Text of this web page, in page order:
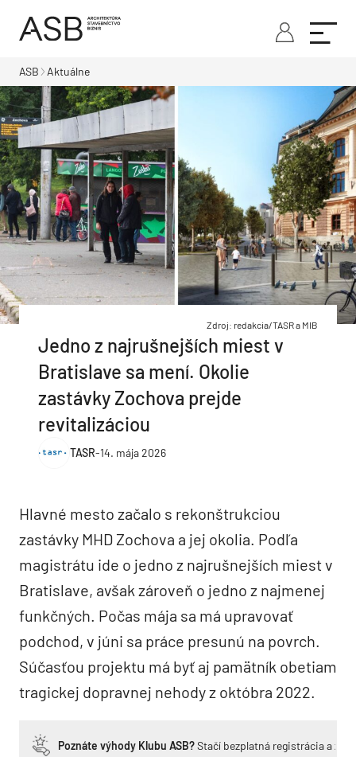
ASB Aktuálne
Zdroj: redakcia/TASR a MIB
Jedno z najrušnejších miest v
Bratislave sa mení. Okolie
zastávky Zochova prejde
revitalizáciou
TASR-14. mája 2026
Hlavné mesto začalo s rekonštrukciou
zastávky MHD Zochova a jej okolia. Podľa
magistrátu ide o jedno z najrušnejších miest v
Bratislave, avšak zároveň o jedno z najmenej
funkčných. Počas mája sa má upravovať
podchod, v júni sa práce presunú na povrch.
Súčasťou projektu má byť aj pamätník obetiam
tragickej dopravnej nehody z októbra 2022.
Poznáte výhody Klubu ASB?Stačí bezplatná registrácia a